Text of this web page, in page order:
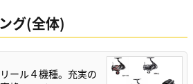
グ(全体)
ール４機種。充実の